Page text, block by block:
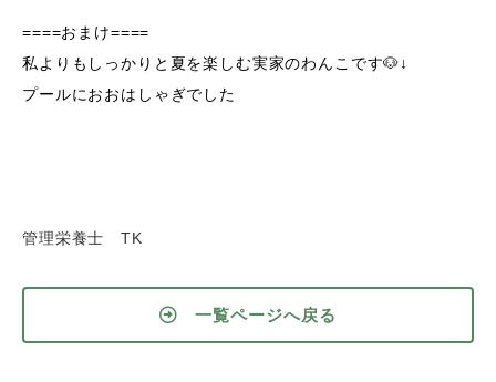
====おまけ====
私よりもしっかりと夏を楽しむ実家のわんこです🐶↓
プールにおおはしゃぎでした
管理栄養士 TK
一覧ページへ戻る